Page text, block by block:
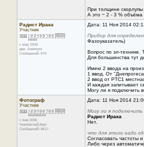
При толщине
А это ~ 2 - 3 % объёма
Радист Ирака
Участник
с мар 2009
дер. Лимпопо
Сообщений: 875
Дата: 11 Ноя 2014
Прибор для
Фазоуказатель)
Вопрос по эл-технике.
Для большинства тут
Имею 2 ввода на
1 ввод. От
2 ввод от РТС1
И каждая запитывает
Могу ли я подключить
Фотограф
Участник
с янв 2006
Чкаловский-Круг
Сообщений: 8617
Дата: 11 Ноя 2014
Могу ли я
Радист Ирака
Нет.
что для этого надо
Согласовать частоты
Либо через